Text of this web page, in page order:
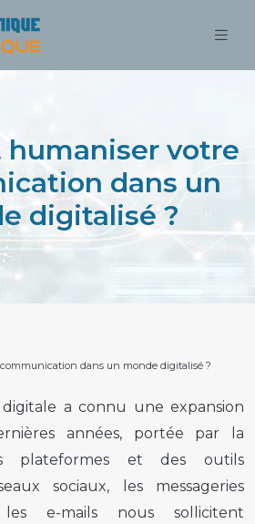
humaniser votre
dans un
digitalisé ?
dans un monde digitalisé ?
a connu une expansion
années, portée par la
plateformes et des outils
sociaux, les messageries
e-mails nous sollicitent